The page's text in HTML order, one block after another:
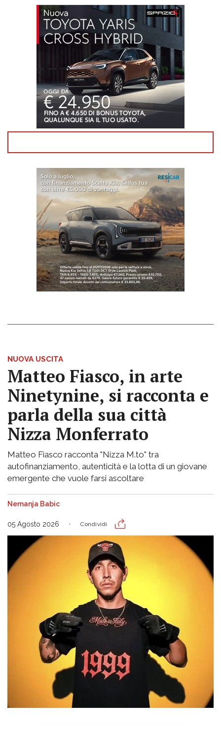
NUOVA USCITA
Matteo Fiasco, in arte
Ninetynine, si racconta e
parla della sua città
Nizza Monferrato
Matteo Fiasco racconta "Nizza M.to" tra
autofinanziamento, autenticità e la lotta di un giovane
emergente che vuole farsi ascoltare
Nemanja Babic
05 Agosto 2026 Condividi